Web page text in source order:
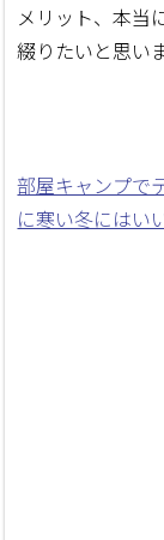
メリット、本当
綴りたいと思い
部屋キャンプで
に寒い冬にはい